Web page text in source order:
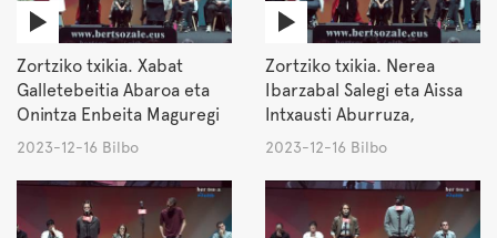
Zortziko txikia. Xabat
Galletebeitia Abaroa eta
Onintza Enbeita Maguregi
2023-12-16 Bilbo
Zortziko txikia. Nerea
Ibarzabal Salegi eta Aissa
Intxausti Aburruza,
2023-12-16 Bilbo